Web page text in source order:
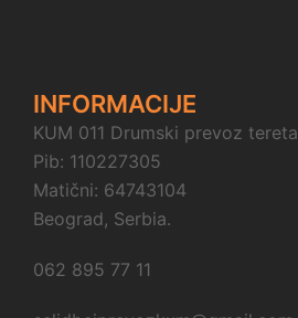
INFORMACIJE
KUM 011 Drumski prevoz tereta
Pib: 110227305
Matični: 64743104
Beograd, Serbia.
062 895 77 11